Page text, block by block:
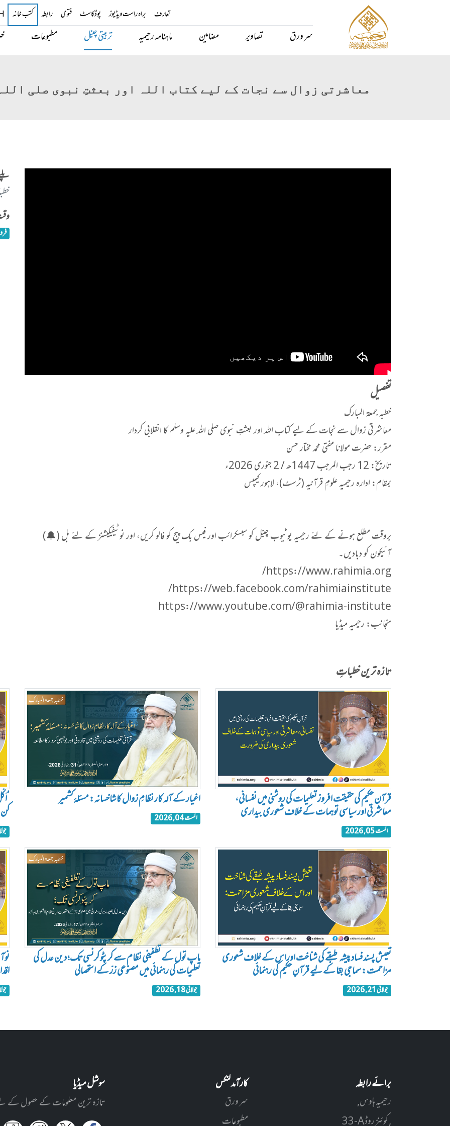
تعارف براہ راست ویڈیوز پوڈکاسٹ فتوی رابطہ کتب خانہ
سر ورق تصاویر مضامین ماہنامہ رحیمیہ تربیتی چینل مطبوعات
معاشرتی زوال سے نجات کے لیے کتاب اللہ اور بعثتِ نبوی صلی
تفصیل
خطبہ جمعة المبارک
معاشرتی زوال سے نجات کے لیے کتاب اللہ اور بعثتِ نبوی صلی اللہ علیہ وسلم کا انقلابی کردار
مقرر: حضرت مولانا مفتی محمد مختار حسن
تاریخ: 12 رجب المرجب 1447ھ / 2 جنوری 2026ء
بمقام: ادارہ رحیمیہ علومِ قرآنیہ (ٹرسٹ)، لاہور کیمپس
بروقت مطلع ہونے کے لئے رحیمیہ یوٹیوب چینل کو سبسکرائب اور فیس بک پیج کو فالو کریں، اور نوٹیفیکیشنز کے لئے بل (🔔)
آئیکون کو دبادیں۔
https://www.rahimia.org/
https://web.facebook.com/rahimiainstitute/
https://www.youtube.com/@rahimia-institute
منجانب: رحیمیہ میڈیا
تازہ ترین خطباتِ
قرآن حکیم کی حقیقت افروز تعلیمات کی روشنی میں نفسانی،
معاشرتی اور سیاسی توہمات کے خلاف شعوری بیداری
اگست 05, 2026
اغیار کے آلہ کار نظامِ زوال کا شاخسانہ: مسئلۂ کشمیر
اگست 04, 2026
تعیش پسند فساد پیشہ طبقے کی شناخت اوراس کے خلاف شعوری
مزاحمت: سماجی بقا کے لیے قرآنِ حکیم کی رہنمائی
جولائی 21, 2026
ماپ تول کے تطفیفی نظام سے کرپٹو کرنسی تک؛ دین عدل کی
تعلیمات کی رہنمائی میں مصنوعی زرّ کے استحصالی
جولائی 18, 2026
برائے رابطہ
رحیمیہ ہاوس,
33-A کوئنز روڈ ,
کارآمد لنکس
سر ورق
مطبوعات
سوشل میڈیا
تازہ ترین معلومات کے حصول کے